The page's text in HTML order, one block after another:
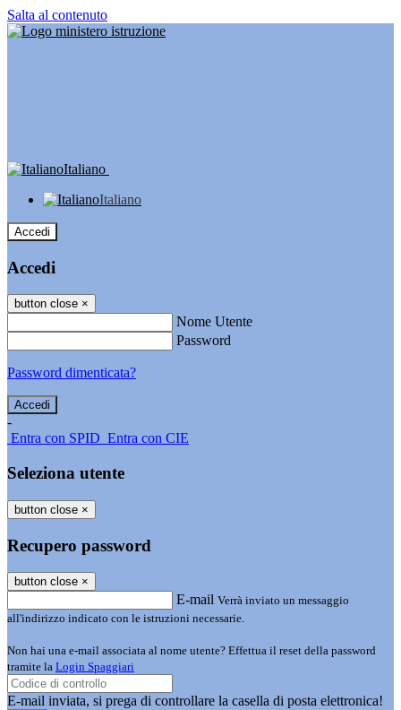
Salta al contenuto
Italiano
Italiano
Accedi
Accedi
button close ×
Nome Utente
Password
Password dimenticata?
-
Entra con SPID Entra con CIE
Seleziona utente
button close ×
Recupero password
button close ×
E-mail Verrà inviato un messaggio
all'indirizzo indicato con le istruzioni necessarie.
Non hai una e-mail associata al nome utente? Effettua il reset della password
tramite la Login Spaggiari
E-mail inviata, si prega di controllare la casella di posta elettronica!